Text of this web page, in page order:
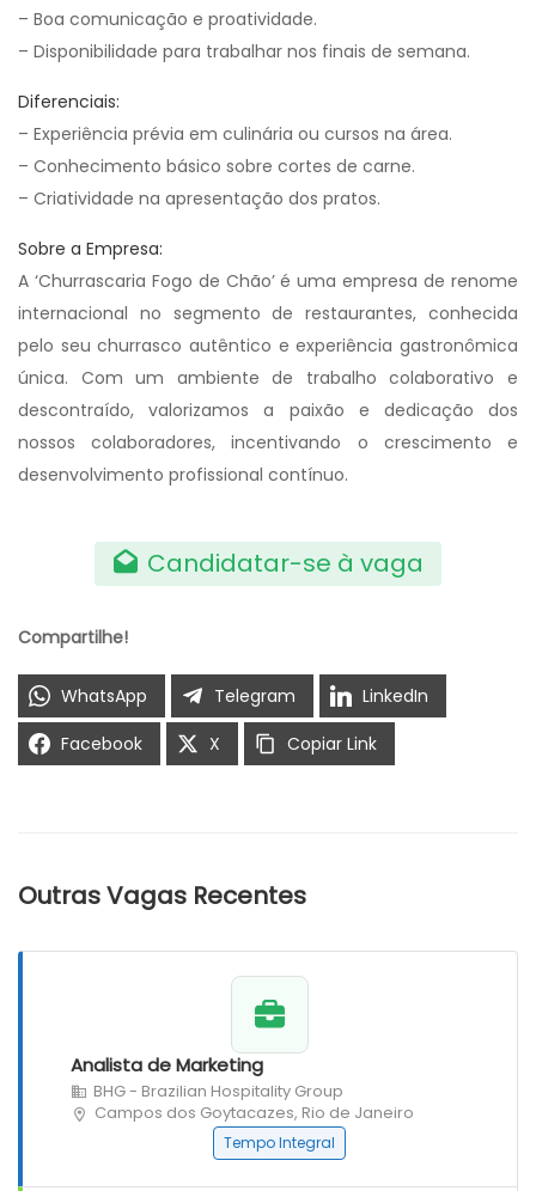
– Boa comunicação e proatividade.
– Disponibilidade para trabalhar nos finais de semana.
Diferenciais:
– Experiência prévia em culinária ou cursos na área.
– Conhecimento básico sobre cortes de carne.
– Criatividade na apresentação dos pratos.
Sobre a Empresa:
A ‘Churrascaria Fogo de Chão’ é uma empresa de renome
internacional no segmento de restaurantes, conhecida
pelo seu churrasco autêntico e experiência gastronômica
única. Com um ambiente de trabalho colaborativo e
descontraído, valorizamos a paixão e dedicação dos
nossos colaboradores, incentivando o crescimento e
desenvolvimento profissional contínuo.
Candidatar-se à vaga
Compartilhe!
WhatsApp Telegram
LinkedIn
Facebook
X Copiar Link
Outras Vagas Recentes
Analista de Marketing
BHG - Brazilian Hospitality Group
Campos dos Goytacazes, Rio de Janeiro
Tempo Integral